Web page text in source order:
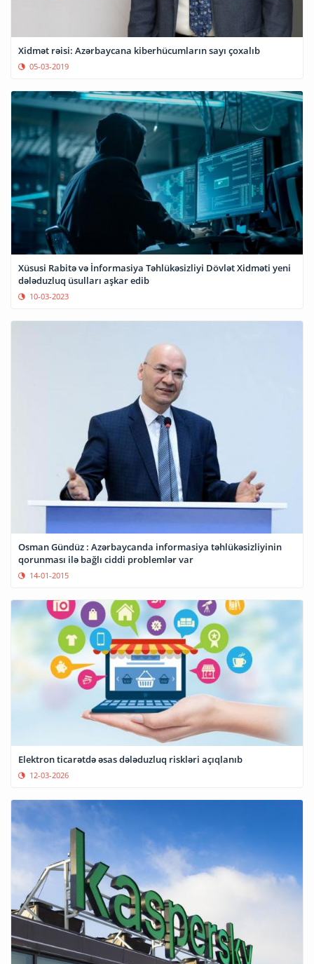
Xidmət rəisi: Azərbaycana kiberhücumların sayı çoxalıb
05-03-2019
Xüsusi Rabitə və İnformasiya Təhlükəsizliyi Dövlət Xidməti yeni
dələduzluq üsulları aşkar edib
10-03-2023
Osman Gündüz : Azərbaycanda informasiya təhlükəsizliyinin
qorunması ilə bağlı ciddi problemlər var
14-01-2015
Elektron ticarətdə əsas dələduzluq riskləri açıqlanıb
12-03-2026